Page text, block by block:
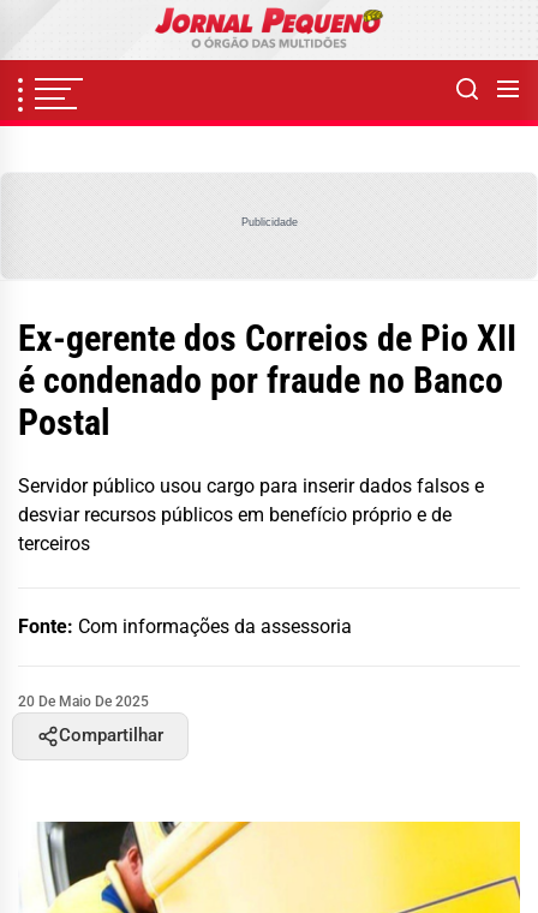
content
Publicidade
Ex-gerente dos Correios de Pio XII
é condenado por fraude no Banco
Postal
Servidor público usou cargo para inserir dados falsos e
desviar recursos públicos em benefício próprio e de
terceiros
Fonte: Com informações da assessoria
20 De Maio De 2025
Compartilhar